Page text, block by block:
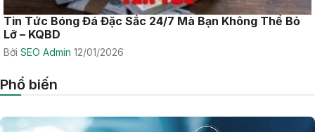
Tin Tức Bóng Đá Đặc Sắc 24/7 Mà Bạn Không Thể Bỏ
Lỡ – KQBD
Bởi SEO Admin 12/01/2026
Phổ biến